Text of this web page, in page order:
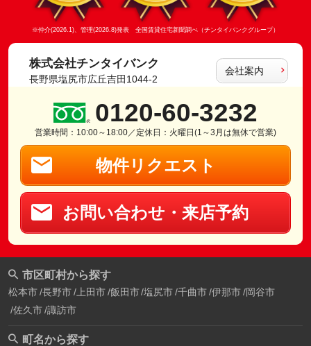
※仲介(2026.1)、管理(2026.8)発表 全国賃貸住宅新聞調べ（チンタイバンクグループ）
株式会社チンタイバンク
長野県塩尻市広丘吉田1044-2
会社案内
0120-60-3232
営業時間：10:00～18:00／定休日：火曜日(1～3月は無休で営業)
物件リクエスト
お問い合わせ・来店予約
市区町村から探す
松本市 長野市 上田市 飯田市 塩尻市 千曲市 伊那市 岡谷市
佐久市 諏訪市
町名から探す